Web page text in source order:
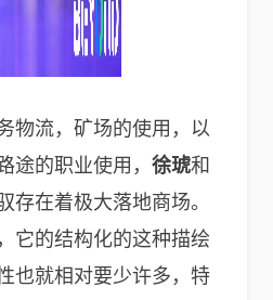
物流，矿场的使用，以
途的职业使用， 徐琥和
存在着极大落地商场。
它的结构化的这种描绘
也就相对要少许多，特